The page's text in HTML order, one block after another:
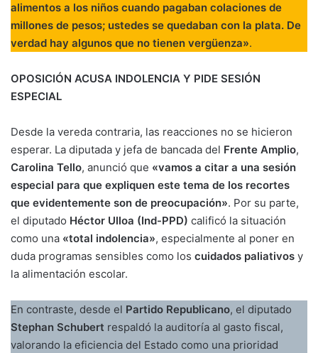
alimentos a los niños cuando pagaban colaciones de
millones de pesos; ustedes se quedaban con la plata. De
verdad hay algunos que no tienen vergüenza».
OPOSICIÓN ACUSA INDOLENCIA Y PIDE SESIÓN
ESPECIAL
Desde la vereda contraria, las reacciones no se hicieron
esperar. La diputada y jefa de bancada del Frente Amplio,
Carolina Tello, anunció que «vamos a citar a una sesión
especial para que expliquen este tema de los recortes
que evidentemente son de preocupación». Por su parte,
el diputado Héctor Ulloa (Ind-PPD) calificó la situación
como una «total indolencia», especialmente al poner en
duda programas sensibles como los cuidados paliativos y
la alimentación escolar.
En contraste, desde el Partido Republicano, el diputado
Stephan Schubert respaldó la auditoría al gasto fiscal,
valorando la eficiencia del Estado como una prioridad